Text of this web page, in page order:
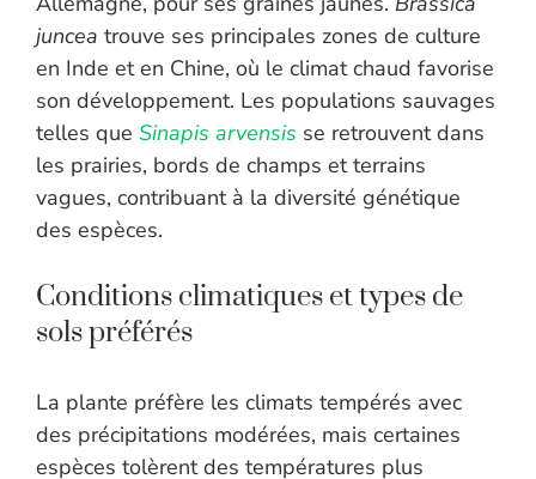
juncea trouve ses principales zones de culture
en Inde et en Chine, où le climat chaud favorise
son développement. Les populations sauvages
telles que Sinapis arvensis se retrouvent dans
les prairies, bords de champs et terrains
vagues, contribuant à la diversité génétique
des espèces.
Conditions climatiques et types de
sols préférés
La plante préfère les climats tempérés avec
des précipitations modérées, mais certaines
espèces tolèrent des températures plus